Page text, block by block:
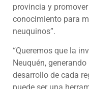
provincia y
conocimiento para
neuquinos”.
“Queremos que la
Neuquén,
desarrollo de cada